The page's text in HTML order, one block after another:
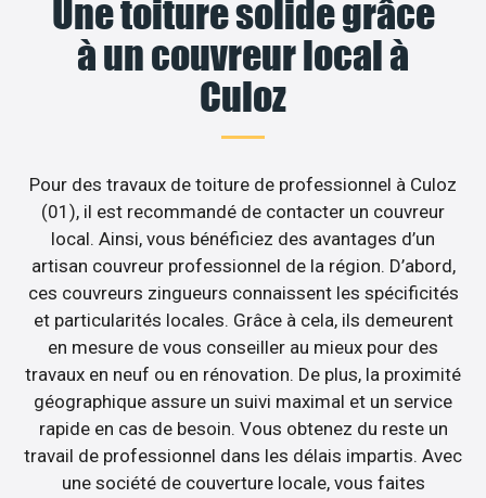
Une toiture solide grâce
à un couvreur local à
Culoz
Pour des travaux de toiture de professionnel à Culoz
(01), il est recommandé de contacter un couvreur
local. Ainsi, vous bénéficiez des avantages d’un
artisan couvreur professionnel de la région. D’abord,
ces couvreurs zingueurs connaissent les spécificités
et particularités locales. Grâce à cela, ils demeurent
en mesure de vous conseiller au mieux pour des
travaux en neuf ou en rénovation. De plus, la proximité
géographique assure un suivi maximal et un service
rapide en cas de besoin. Vous obtenez du reste un
travail de professionnel dans les délais impartis. Avec
une société de couverture locale, vous faites